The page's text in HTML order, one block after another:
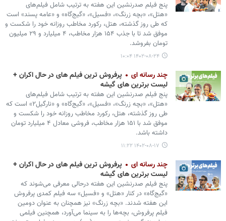
پنج فیلم صدرنشین این هفته به ترتیب شامل فیلم‌های
«هتل»، «بچه زرنگ»، «فسیل»، «گیج‌گاه» و «عامه پسند» است
که طی روز گذشته، هتل، رکورد مخاطب روزانه خود را شکست و
موفق شد تا با جذب ۱۵۴ هزار مخاطب، ۴ میلیارد و ۲۹ میلیون
تومان بفروشد.
۱۴۰۲-۰۸-۲۴ ۱۰:۰۴
چند رسانه ای
پرفروش ترین فیلم های در حال اکران +
لیست برترین های گیشه
پنج فیلم صدرنشین این هفته به ترتیب شامل فیلم‌های
«هتل»، «بچه زرنگ»، «فسیل»، «گیج‌گاه» و «نارگیل۲» است که
طی روز گذشته، هتل، رکورد مخاطب روزانه خود را شکست و
موفق شد با ۱۵۱ هزار مخاطب، فروشی معادل ۴ میلیارد تومان
داشته باشد.
۱۴۰۲-۰۸-۱۷ ۱۱:۲۲
چند رسانه ای
پرفروش ترین فیلم های در حال اکران +
لیست برترین های گیشه
پنج فیلم صدرنشین این هفته درحالی معرفی می‌شوند که
«گیج‌گاه» در کنار «هتل» و «فسیل» سه فیلم کمدی پرفروش
این هفته شدند. «بچه زرنگ» نیز همچنان به عنوان دومین
فیلم پرفروش، بچه‌ها را به سینما می‌آورد، همچنین فیلمی